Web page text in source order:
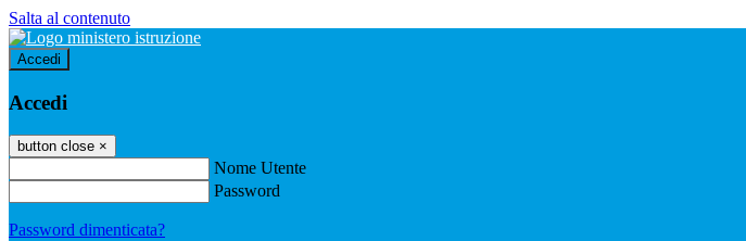
Salta al contenuto
Accedi
Accedi
button close ×
Nome Utente
Password
Password dimenticata?